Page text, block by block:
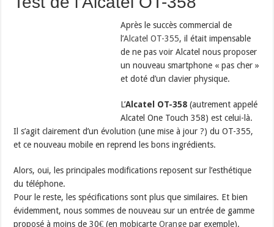
Après le succès commercial de
l’Alcatel OT-355, il était impensable
de ne pas voir Alcatel nous proposer
un nouveau smartphone « pas cher »
et doté d’un clavier physique.
L’Alcatel OT-358 (autrement appelé
Alcatel One Touch 358) est celui-là.
Il s’agit clairement d’un évolution (une mise à jour ?) du OT-355,
et ce nouveau mobile en reprend les bons ingrédients.
Alors, oui, les principales modifications reposent sur l’esthétique
du téléphone.
Pour le reste, les spécifications sont plus que similaires. Et bien
évidemment, nous sommes de nouveau sur un entrée de gamme
proposé à moins de 30€ (en mobicarteOrange par exemple).